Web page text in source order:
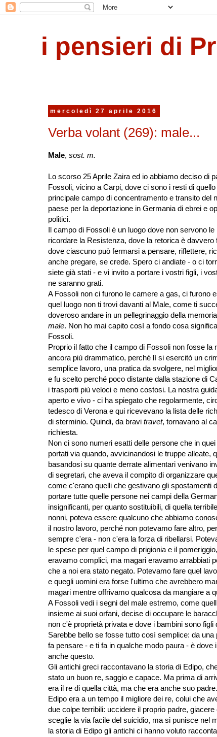
i pensieri di
mercoledì 27 aprile 2016
Verba volant (269): male...
Male, sost. m.
Lo scorso 25 Aprile Zaira ed io abbiamo deciso di
Fossoli, vicino a Carpi, dove ci sono i resti di
principale campo di concentramento e transito del
paese per la deportazione in Germania di ebrei e
politici.
Il campo di Fossoli è un luogo dove non servono le
ricordare la Resistenza, dove la retorica è davvero
dove ciascuno può fermarsi a pensare, riflettere,
anche pregare, se crede. Spero ci andiate - o ci
siete già stati - e vi invito a portare i vostri figli, i
ne saranno grati.
A Fossoli non ci furono le camere a gas, ci furono
quel luogo non ti trovi davanti al Male, come ti
doveroso andare in un pellegrinaggio della
male. Non ho mai capito così a fondo cosa
Fossoli.
Proprio il fatto che il campo di Fossoli non fosse la
ancora più drammatico, perché lì si esercitò un
semplice lavoro, una pratica da svolgere, nel
e fu scelto perché poco distante dalla stazione di
i trasporti più veloci e meno costosi. La nostra
aperto e vivo - ci ha spiegato che regolarmente,
tedesco di Verona e qui ricevevano la lista delle
di sterminio. Quindi, da bravi travet, tornavano al
richiesta.
Non ci sono numeri esatti delle persone che in
portati via quando, avvicinandosi le truppe
basandosi su quante derrate alimentari venivano
di segretari, che aveva il compito di organizzare
come c'erano quelli che gestivano gli spostamenti
portare tutte quelle persone nei campi della
insignificanti, per quanto sostituibili, di quella
nonni, poteva essere qualcuno che abbiamo
il nostro lavoro, perché non potevamo fare altro,
sempre c'era - non c'era la forza di ribellarsi.
le spese per quel campo di prigionia e il
eravamo complici, ma magari eravamo arrabbiati
che a noi era stato negato. Potevamo fare quel
e quegli uomini era forse l'ultimo che avrebbero
magari mentre offrivamo qualcosa da mangiare a
A Fossoli vedi i segni del male estremo, come
insieme ai suoi orfani, decise di occupare le
non c'è proprietà privata e dove i bambini sono figli
Sarebbe bello se fosse tutto così semplice: da
fa pensare - e ti fa in qualche modo paura - è
anche questo.
Gli antichi greci raccontavano la storia di Edipo,
stato un buon re, saggio e capace. Ma prima di
era il re di quella città, ma che era anche suo
Edipo era a un tempo il migliore dei re, colui che
due colpe terribili: uccidere il proprio padre,
sceglie la via facile del suicidio, ma si punisce nel
la storia di Edipo gli antichi ci hanno voluto